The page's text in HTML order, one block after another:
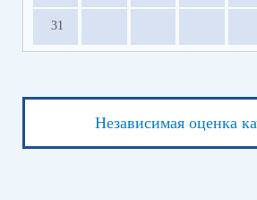
31
Независимая оценка